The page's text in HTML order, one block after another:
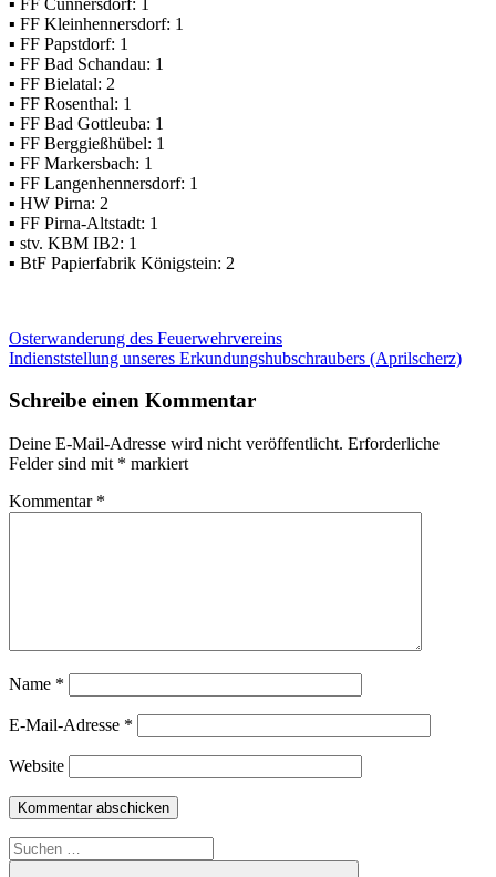
▪ FF Kleinhennersdorf: 1
▪ FF Papstdorf: 1
▪ FF Bad Schandau: 1
▪ FF Bielatal: 2
▪ FF Rosenthal: 1
▪ FF Bad Gottleuba: 1
▪ FF Berggießhübel: 1
▪ FF Markersbach: 1
▪ FF Langenhennersdorf: 1
▪ HW Pirna: 2
▪ FF Pirna-Altstadt: 1
▪ stv. KBM IB2: 1
▪ BtF Papierfabrik Königstein: 2
Beitragsnavigation
Vorheriger
Beitrag:
Osterwanderung des Feuerwehrvereins
Nächster
Indienststellung unseres Erkundungshubschraubers (Aprilscherz)
Schreibe einen Kommentar
Deine E-Mail-Adresse wird nicht veröffentlicht. Erforderliche
Felder sind mit * markiert
Kommentar *
Name *
E-Mail-Adresse *
Website
Suchen
nach: